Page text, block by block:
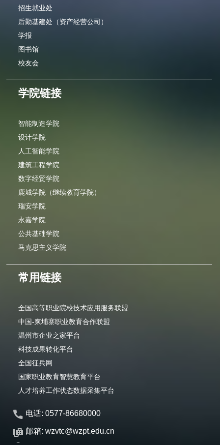
招生就业处
后勤基建处（资产经营公司）
学报
图书馆
校友会
学院链接
智能制造学院
设计学院
人工智能学院
建筑工程学院
数字经贸学院
鹿城学院（继续教育学院）
瑞安学院
永嘉学院
公共基础学院
马克思主义学院
常用链接
全国高等职业院校技术应用服务联盟
中国-柬埔寨职业教育合作联盟
温州市企业之家平台
科技成果转化平台
全国征兵网
国家职业教育智慧教育平台
人才培养工作状态数据采集平台
电话: 0577-86680000
邮箱: wzvtc@wzpt.edu.cn